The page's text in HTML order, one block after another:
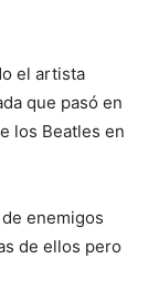
el artista
que pasó en
los Beatles en
enemigos
de ellos pero